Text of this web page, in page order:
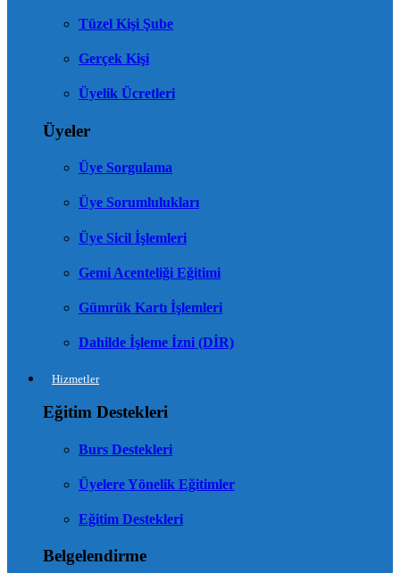
Tüzel Kişi Şube
Gerçek Kişi
Üyelik Ücretleri
Üyeler
Üye Sorgulama
Üye Sorumlulukları
Üye Sicil İşlemleri
Gemi Acenteliği Eğitimi
Gümrük Kartı İşlemleri
Dahilde İşleme İzni (DİR)
Hizmetler
Eğitim Destekleri
Burs Destekleri
Üyelere Yönelik Eğitimler
Eğitim Destekleri
Belgelendirme